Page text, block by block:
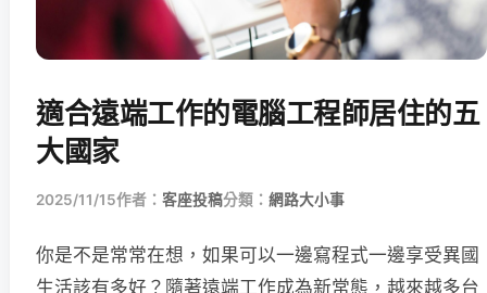
適合遠端工作的電腦工程師居住的五
大國家
2025/11/15作者： 客座投稿分類： 網路大小事
你是不是常常在想，如果可以一邊寫程式一邊享受異國
生活該有多好？隨著遠端工作成為新常態，越來越多台